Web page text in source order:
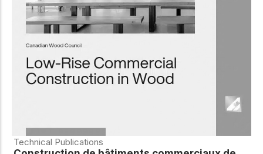
meilleures pratiques.
Réseau
d'innovation
dans le domaine
du bois
pointe qui stimulent
l'innovation dans la
connectez-vous pour
obtenir du support
technique, des conseils
d'experts et accéder à
des ressources pratiques
Technical Publications